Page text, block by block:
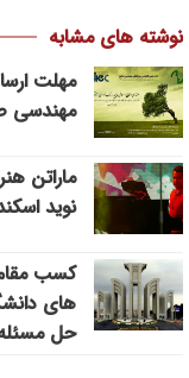
نوشته های مشابه
مهلت
مهندسی صنایع تا ۳۱
ماراتن
نوید
کسب
های
حل